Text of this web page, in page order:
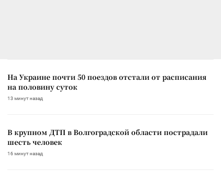
На Украине почти 50 поездов отстали от расписания
на половину суток
13 минут назад
В крупном ДТП в Волгоградской области пострадали
шесть человек
16 минут назад